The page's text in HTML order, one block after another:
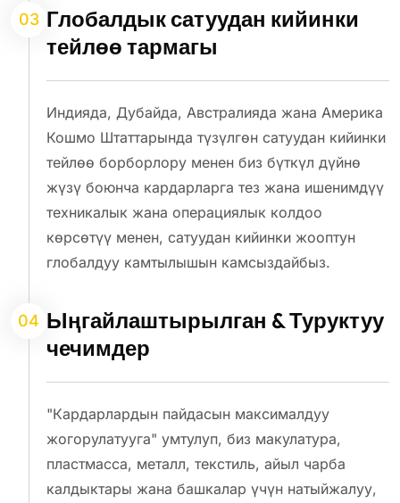
03 Глобалдык сатуудан кийинки
тейлөө тармагы
Индияда, Дубайда, Австралияда жана Америка
Кошмо Штаттарында түзүлгөн сатуудан кийинки
тейлөө борборлору менен биз бүткүл дүйнө
жүзү боюнча кардарларга тез жана ишенимдүү
техникалык жана операциялык колдоо
көрсөтүү менен, сатуудан кийинки жооптун
глобалдуу камтылышын камсыздайбыз.
04 Ыңгайлаштырылган & Туруктуу
чечимдер
"Кардарлардын пайдасын максималдуу
жогорулатууга" умтулуп, биз макулатура,
пластмасса, металл, текстиль, айыл чарба
калдыктары жана башкалар үчүн натыйжалуу,